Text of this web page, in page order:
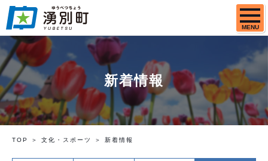
MENU
新着情報
TOP 文化・スポーツ 新着情報